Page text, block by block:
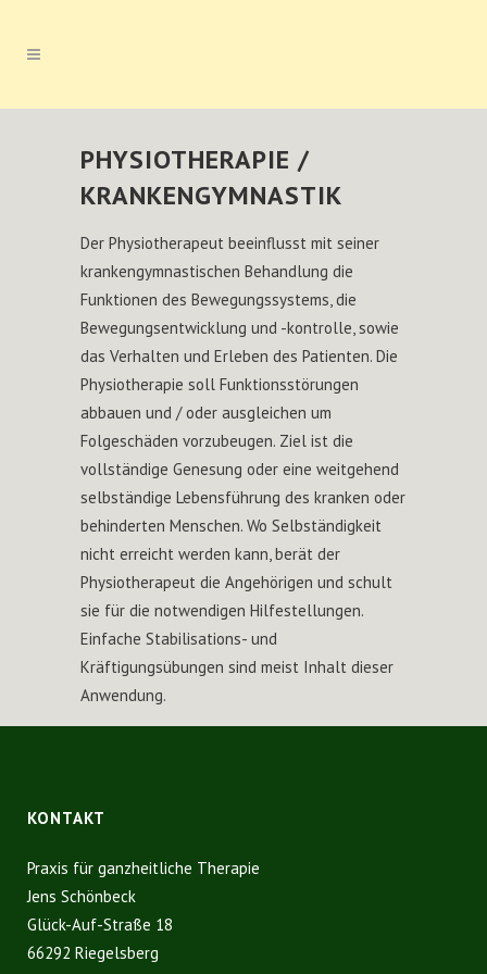
PHYSIOTHERAPIE /
KRANKENGYMNASTIK
Der Physiotherapeut beeinflusst mit seiner
krankengymnastischen Behandlung die
Funktionen des Bewegungssystems, die
Bewegungsentwicklung und -kontrolle, sowie
das Verhalten und Erleben des Patienten. Die
Physiotherapie soll Funktionsstörungen
abbauen und / oder ausgleichen um
Folgeschäden vorzubeugen. Ziel ist die
vollständige Genesung oder eine weitgehend
selbständige Lebensführung des kranken oder
behinderten Menschen. Wo Selbständigkeit
nicht erreicht werden kann, berät der
Physiotherapeut die Angehörigen und schult
sie für die notwendigen Hilfestellungen.
Einfache Stabilisations- und
Kräftigungsübungen sind meist Inhalt dieser
Anwendung.
KONTAKT
Praxis für ganzheitliche Therapie
Jens Schönbeck
Glück-Auf-Straße 18
66292 Riegelsberg